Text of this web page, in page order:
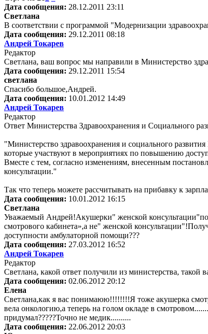
Дата сообщения: 28.12.2011 23:11
Светлана
В соответствии с программой "Модернизации
Дата сообщения: 29.12.2011 08:18
Андрей Токарев
Редактор
Светлана, ваш вопрос мы направили в Министерство
Дата сообщения: 29.12.2011 15:54
светлана
Спасибо большое,Андрей.
Дата сообщения: 10.01.2012 14:49
Андрей Токарев
Редактор
Ответ Министерства Здравоохранения и Социального
"Министерство здравоохранения и социального
которые участвуют в мероприятиях по повышению
Вместе с тем, согласно изменениям, внесенным
консультации."
Так что теперь можете рассчитывать на прибавку к
Дата сообщения: 10.01.2012 16:15
Светлана
Уважаемый Андрей!Акушерки" женской
смотрового кабинета»,а не" женской
доступности амбулаторной помощи???
Дата сообщения: 27.03.2012 16:52
Андрей Токарев
Редактор
Светлана, какой ответ получили из министерства,
Дата сообщения: 02.06.2012 20:12
Елена
Светлана,как я вас понимаюю!!!!!!!!Я тоже акушерка
вела онкологию,а теперь на голом окладе в
придумал?????Точно не медик..........
Дата сообщения: 22.06.2012 20:03